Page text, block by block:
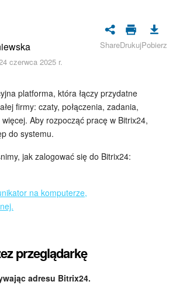
w Bitrix24
autoryzacja
Bitrix24
czerwca 2025 r.
ShareDrukujPobierz
platforma, która łączy przydatne
firmy: czaty, połączenia, zadania,
Aby rozpocząć pracę w Bitrix24,
do systemu.
jak zalogować się do Bitrix24:
na komputerze,
przeglądarkę
adresu Bitrix24.